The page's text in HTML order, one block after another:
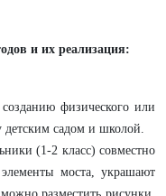
и их реализация:
физического или
детским садом и школой.
(1-2 класс) совместно
моста, украшают